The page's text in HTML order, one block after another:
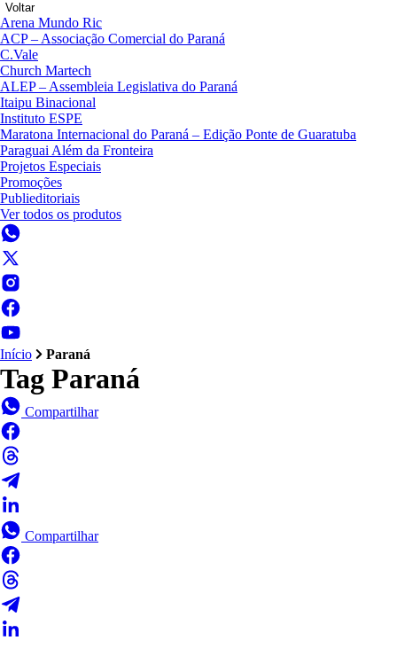
Voltar
Arena Mundo Ric
ACP – Associação Comercial do Paraná
C.Vale
Church Martech
ALEP – Assembleia Legislativa do Paraná
Itaipu Binacional
Instituto ESPE
Maratona Internacional do Paraná – Edição Ponte de Guaratuba
Paraguai Além da Fronteira
Projetos Especiais
Promoções
Publieditoriais
Ver todos os produtos
Início Paraná
Tag Paraná
Compartilhar
Compartilhar